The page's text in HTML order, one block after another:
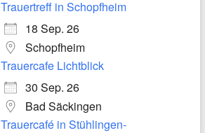
Trauertreff in Schopfheim
18 Sep. 26
Schopfheim
Trauercafe Lichtblick
30 Sep. 26
Bad Säckingen
Trauercafé in Stühlingen-